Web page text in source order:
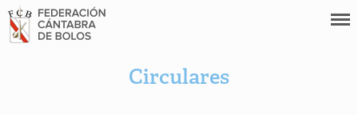
Circulares